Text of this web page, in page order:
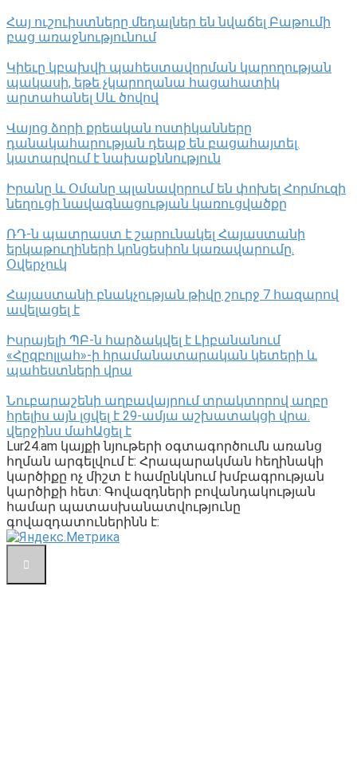
Հայ ուշուիստները մեդալներ են նվաճել Բաթումի
բաց առաջնությունում
Կիեւը կբախվի պահեստավորման կարողության
պակասի, եթե չկարողանա հացահատիկ
արտահանել Սև ծովով
Վայոց ձորի քրեական ոստիկանները
դանակահարության դեպք են բացահայտել․
կատարվում է նախաքննություն
Իրանը և Օմանը պլանավորում են փոխել Հորմուզի
նեղուցի նավագնացության կառուցվածքը
ՌԴ-ն պատրաստ է շարունակել Հայաստանի
երկաթուղիների կոնցեսիոն կառավարումը.
Օվերչուկ
Հայաստանի բնակչության թիվը շուրջ 7 հազարով
ավելացել է
Իսրայելի ՊԲ-ն հարձակվել է Լիբանանում
«Հըզբոլլահ»-ի հրամանատարական կետերի և
պահեստների վրա
Նուբարաշենի աղբավայրում տրակտորով աղբը
հրելիս այն լցվել է 29-ամյա աշխատակցի վրա.
վերջինս մահԱցել է
Lur24.am կայքի նյութերի օգտագործումն առանց
հղման արգելվում է: Հրապարակման հեղինակի
կարծիքը ոչ միշտ է համընկնում խմբագրության
կարծիքի հետ: Գովազդների բովանդակության
համար պատասխանատվությունը
գովազդատուներինն է: